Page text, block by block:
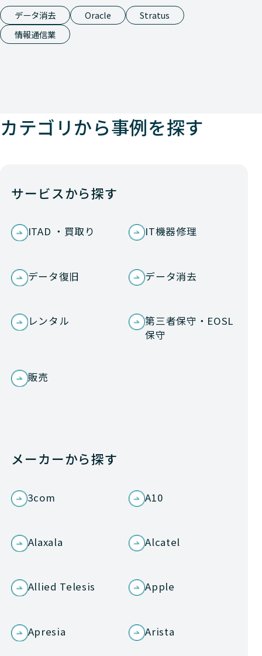
データ消去 Oracle
Stratus
情報通信業
カテゴリから事例を探す
サービスから探す
ITAD ・買取り IT機器修理
データ復旧 データ消去
レンタル
第三者保守・EOSL
保守
販売
メーカーから探す
3com A10
Alaxala Alcatel
Allied Telesis Apple
Apresia Arista